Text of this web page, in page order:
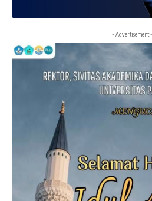
- Advertisement -